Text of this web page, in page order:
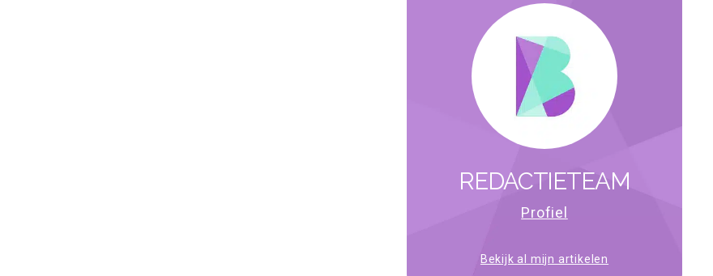
REDACTIETEAM
Profiel
Bekijk al mijn artikelen